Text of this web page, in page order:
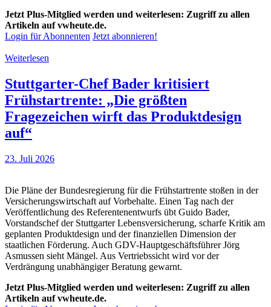
Jetzt Plus-Mitglied werden und weiterlesen: Zugriff zu allen
Artikeln auf vwheute.de.
Login für Abonnenten Jetzt abonnieren!
Weiterlesen
Stuttgarter-Chef Bader kritisiert
Frühstartrente: „Die größten
Fragezeichen wirft das Produktdesign
auf“
23. Juli 2026
Die Pläne der Bundesregierung für die Frühstartrente stoßen in der
Versicherungswirtschaft auf Vorbehalte. Einen Tag nach der
Veröffentlichung des Referentenentwurfs übt Guido Bader,
Vorstandschef der Stuttgarter Lebensversicherung, scharfe Kritik am
geplanten Produktdesign und der finanziellen Dimension der
staatlichen Förderung. Auch GDV-Hauptgeschäftsführer Jörg
Asmussen sieht Mängel. Aus Vertriebssicht wird vor der
Verdrängung unabhängiger Beratung gewarnt.
Jetzt Plus-Mitglied werden und weiterlesen: Zugriff zu allen
Artikeln auf vwheute.de.